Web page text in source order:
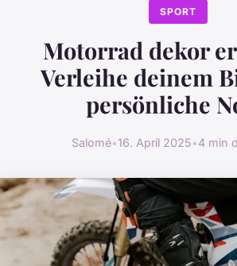
SPORT
Motorrad dekor
Verleihe deinem
persönliche
Salomé•16. April 2025•4 min